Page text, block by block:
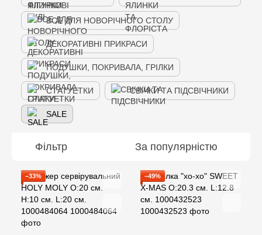
ВСЕ ДЛЯ НОВОРІЧНОГО СТОЛУ
ДЕКОРАТИВНІ ПРИКРАСИ
ПОДУШКИ, ПОКРИВАЛА, ГРІЛКИ
СТАТУЕТКИ СВІЧКИ ТА ПІДСВІЧНИКИ
SALE
Фільтр За популярністю
−33% −49%